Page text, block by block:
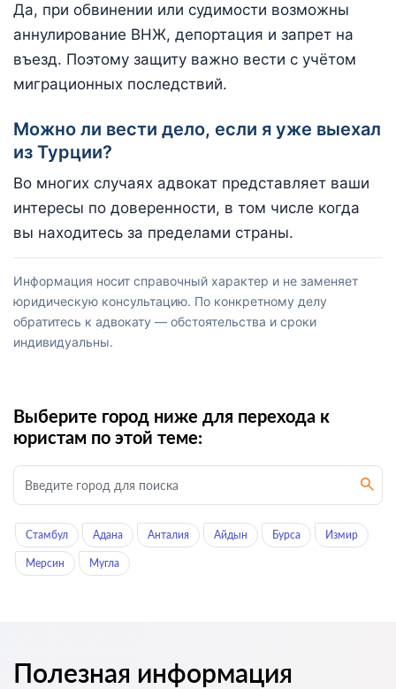
Да, при обвинении или судимости возможны
аннулирование ВНЖ, депортация и запрет на
въезд. Поэтому защиту важно вести с учётом
миграционных последствий.
Можно ли вести дело, если я уже выехал
из Турции?
Во многих случаях адвокат представляет ваши
интересы по доверенности, в том числе когда
вы находитесь за пределами страны.
Информация носит справочный характер и не заменяет
юридическую консультацию. По конкретному делу
обратитесь к адвокату — обстоятельства и сроки
индивидуальны.
Выберите город ниже для перехода к
юристам по этой теме:
Стамбул Адана Анталия Айдын Бурса Измир
Мерсин Мугла
Полезная информация